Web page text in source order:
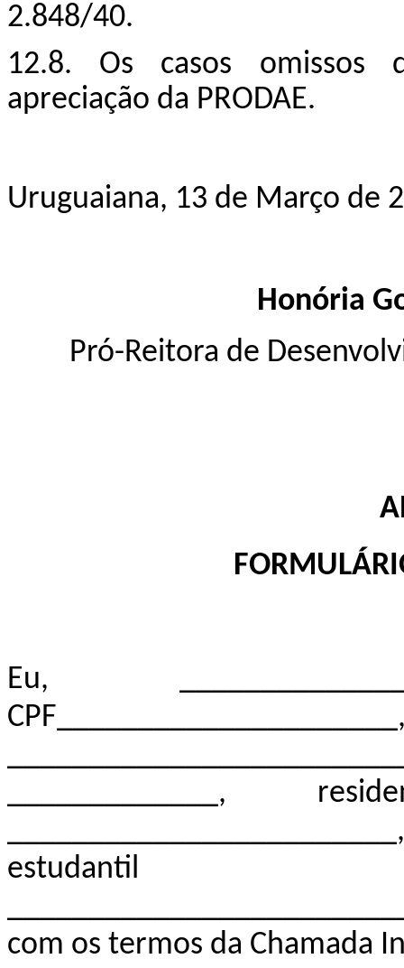
2.848/40.
12.8. Os casos omissos
apreciação da PRODAE.
Uruguaiana, 13 de Março de
Honória
Pró-Reitora de
Eu,
_____________,
com os termos da Chamada